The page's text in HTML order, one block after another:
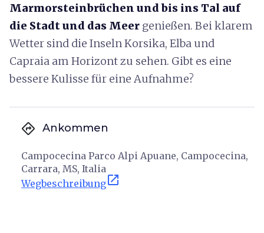
Marmorsteinbrüchen und bis ins Tal auf
die Stadt und das Meer genießen. Bei klarem
Wetter sind die Inseln Korsika, Elba und
Capraia am Horizont zu sehen. Gibt es eine
bessere Kulisse für eine Aufnahme?
directions Ankommen
Campocecina Parco Alpi Apuane, Campocecina,
Carrara, MS, Italia
Wegbeschreibungopen_in_new